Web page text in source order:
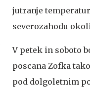
jutranje
severozahodu
V petek in soboto
poscana Zofka
pod dolgoletnim